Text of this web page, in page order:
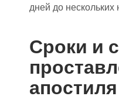
дней до нескольких
Сроки и
апостиля